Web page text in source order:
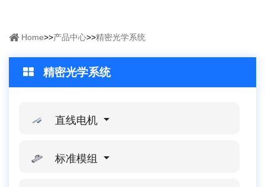
Home>>产品中心>>精密光学系统
精密光学系统
直线电机
标准模组